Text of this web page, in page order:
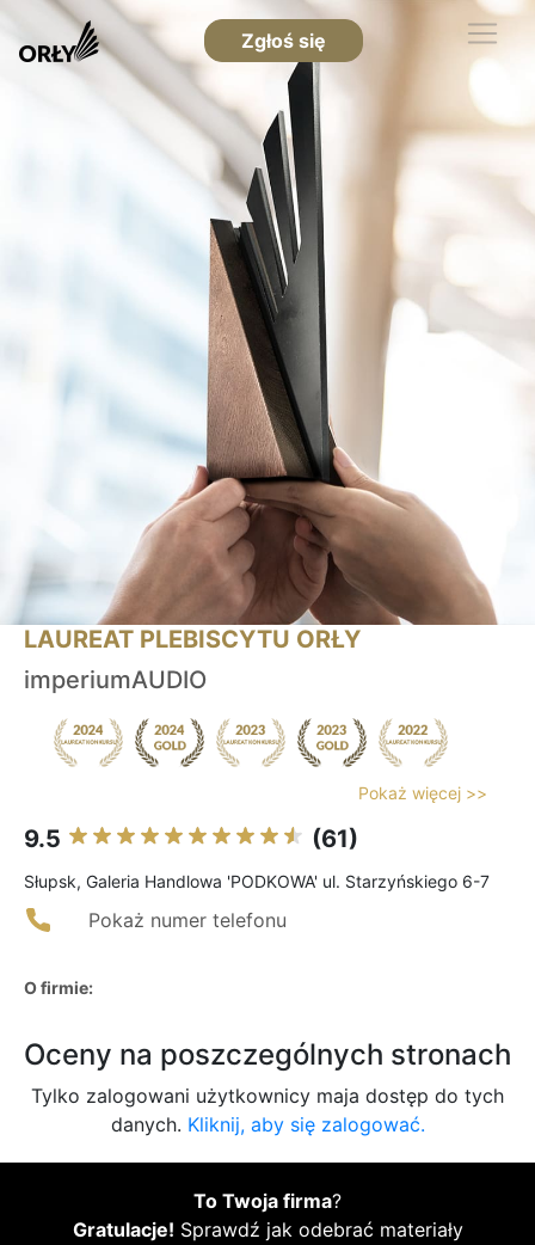
Zgłoś się
LAUREAT PLEBISCYTU ORŁY
imperiumAUDIO
Pokaż więcej >>
9.5 (61)
Słupsk, Galeria Handlowa 'PODKOWA' ul. Starzyńskiego 6-7
Pokaż numer telefonu
O firmie:
Oceny na poszczególnych stronach
Tylko zalogowani użytkownicy maja dostęp do tych
danych. Kliknij, aby się zalogować.
To Twoja firma?
Gratulacje! Sprawdź jak odebrać materiały